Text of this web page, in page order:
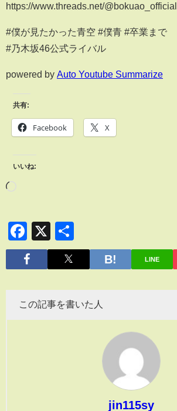
https://www.threads.net/@bokuao_official
#僕が見たかった青空 #僕青 #卒業まで
#乃木坂46公式ライバル
powered by Auto Youtube Summarize
共有:
Facebook X
いいね:
Facebook
X
有
LINE
この記事を書いた人
jin115sy